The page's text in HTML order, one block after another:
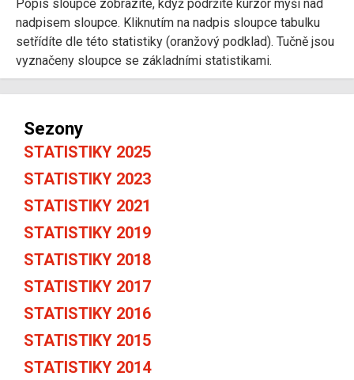
Popis sloupce zobrazíte, když podržíte kurzor myši nad
nadpisem sloupce. Kliknutím na nadpis sloupce tabulku
setřídíte dle této statistiky (oranžový podklad). Tučně jsou
vyznačeny sloupce se základními statistikami.
Sezony
STATISTIKY 2025
STATISTIKY 2023
STATISTIKY 2021
STATISTIKY 2019
STATISTIKY 2018
STATISTIKY 2017
STATISTIKY 2016
STATISTIKY 2015
STATISTIKY 2014